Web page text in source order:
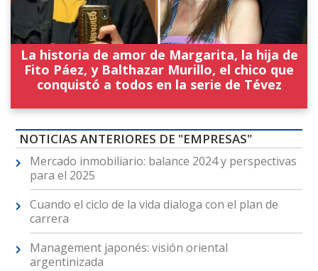
La historia de amor de Margarita, la hija de
Fito Páez, y Balthazar Murillo, el chico que
conquistó a todos en la serie de Tévez
NOTICIAS ANTERIORES DE "EMPRESAS"
Mercado inmobiliario: balance 2024 y perspectivas
para el 2025
Cuando el ciclo de la vida dialoga con el plan de
carrera
Management japonés: visión oriental
argentinizada